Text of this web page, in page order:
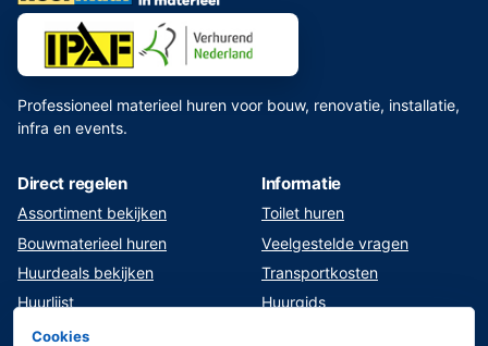
Professioneel materieel huren voor bouw, renovatie, installatie,
infra en events.
Direct regelen
Assortiment bekijken
Bouwmaterieel huren
Huurdeals bekijken
Huurlijst
Klant worden
Informatie
Toilet huren
Veelgestelde vragen
Transportkosten
Huurgids
Cookies